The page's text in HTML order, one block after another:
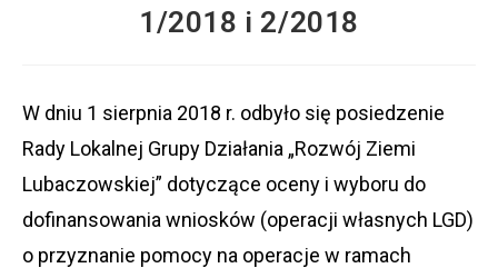
1/2018 i 2/2018
W dniu 1 sierpnia 2018 r. odbyło się posiedzenie
Rady Lokalnej Grupy Działania „Rozwój Ziemi
Lubaczowskiej” dotyczące oceny i wyboru do
dofinansowania wniosków (operacji własnych LGD)
o przyznanie pomocy na operacje w ramach